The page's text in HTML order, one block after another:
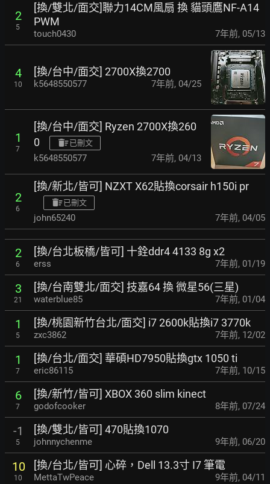
2
5
[換/雙北/面交]聯力14CM風扇 換 貓頭鷹NF-A14
PWM
touch0430 7年前, 05/13
4
10
[換/台中/面交] 2700X換2700
k5648550577 7年前, 04/25
1
7
[換/台中/面交] Ryzen 2700X換260
0
已刪文
k5648550577 7年前, 04/13
2
6
[換/新北/皆可] NZXT X62貼換corsair h150i pr
已刪文
john65240 7年前, 04/05
2
6
[換/台北板橋/皆可] 十銓ddr4 4133 8g x2
erss 7年前, 01/19
3
21
[換/台南雙北/面交] 技嘉64 換 微星56(三星)
waterblue85 7年前, 01/04
1
5
[換/桃園新竹台北/面交] i7 2600k貼換i7 3770k
zxc3862 7年前, 12/02
1
7
[換/台北/面交] 華碩HD7950貼換gtx 1050 ti
eric86115 7年前, 10/15
6
7
[換/新竹/皆可] XBOX 360 slim kinect
godofcooker 8年前, 07/24
-1
5
[換/雙北/皆可] 470貼換1070
johnnychenme 9年前, 06/20
10
10
[換/台北/皆可] 心碎，Dell 13.3寸 I7 筆電
MettaTwPeace 9年前, 04/11